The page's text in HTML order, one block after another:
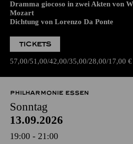
Dramma giocoso in zwei Akten von
Mozart
Dichtung von Lorenzo Da Ponte
TICKETS
57,00 51,00 42,00 35,00 28,00 17,00 €
PHILHARMONIE ESSEN
Sonntag
13.09.2026
19:00 - 21:00